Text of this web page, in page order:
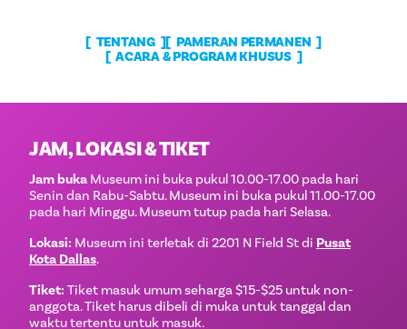
TENTANG
PAMERAN PERMANEN
ACARA & PROGRAM KHUSUS
JAM, LOKASI & TIKET
Jam buka Museum ini buka pukul 10.00-17.00 pada hari
Senin dan Rabu-Sabtu. Museum ini buka pukul 11.00-17.00
pada hari Minggu. Museum tutup pada hari Selasa.
Lokasi: Museum ini terletak di 2201 N Field St di Pusat
Kota Dallas.
Tiket: Tiket masuk umum seharga $15-$25 untuk non-
anggota. Tiket harus dibeli di muka untuk tanggal dan
waktu tertentu untuk masuk.